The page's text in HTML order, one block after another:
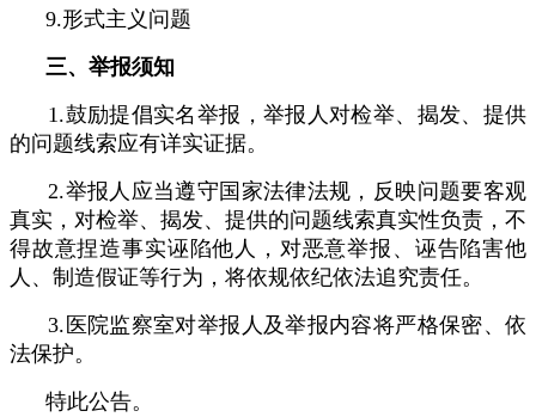
9.形式主义问题
三、举报须知
1.鼓励提倡实名举报，举报人对检举、揭发、提供
的问题线索应有详实证据。
2.举报人应当遵守国家法律法规，反映问题要客观
真实，对检举、揭发、提供的问题线索真实性负责，不
得故意捏造事实诬陷他人，对恶意举报、诬告陷害他
人、制造假证等行为，将依规依纪依法追究责任。
3.医院监察室对举报人及举报内容将严格保密、依
法保护。
特此公告。